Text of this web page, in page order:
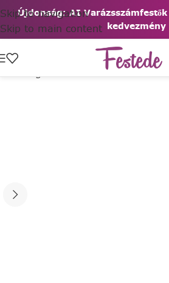
Újdonság: AI Varázsszámfestők
kedvezmény
Skip to navigation
Skip to main content